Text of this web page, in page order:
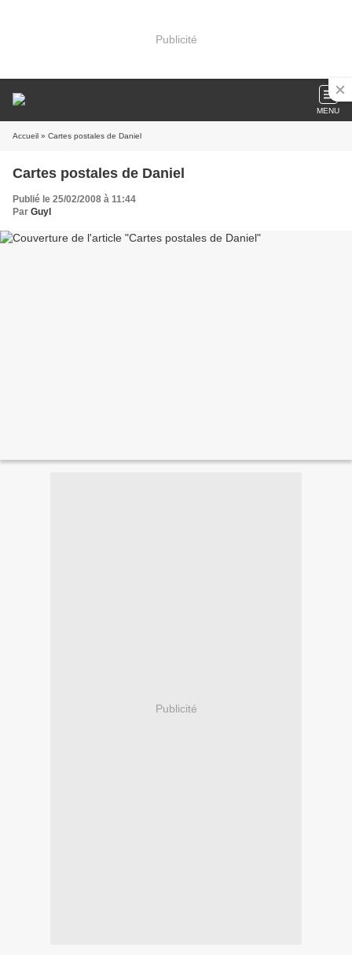
Publicité
MENU
Accueil » Cartes postales de Daniel
Cartes postales de Daniel
Publié le 25/02/2008 à 11:44
Par Guyl
Publicité